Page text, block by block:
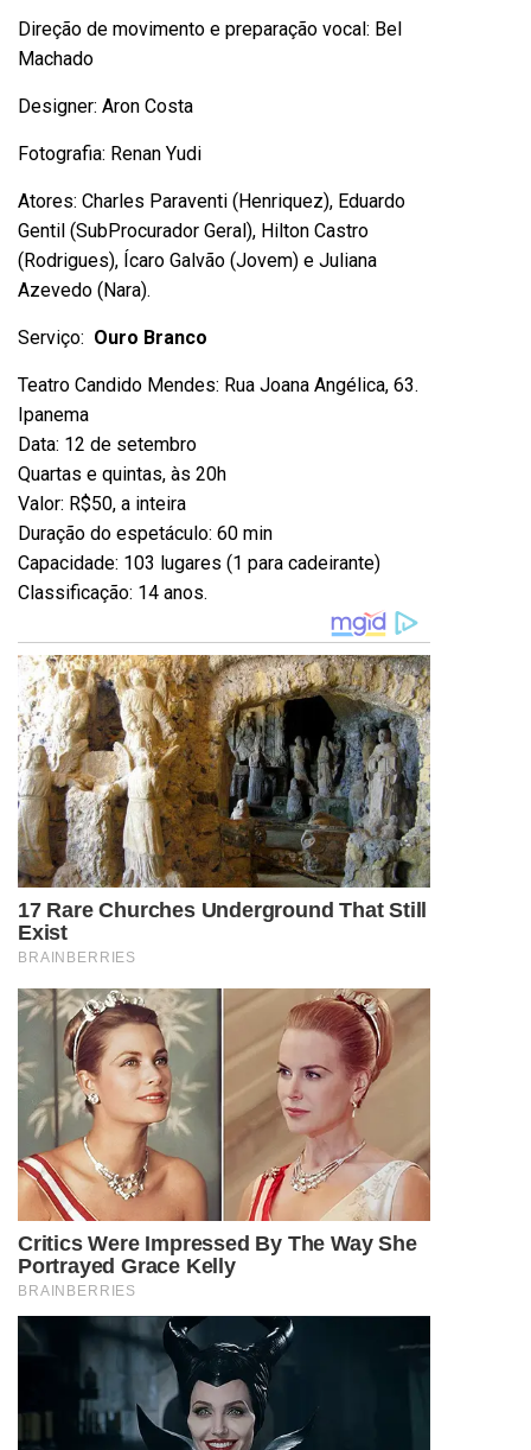
Direção de movimento e preparação vocal: Bel
Machado
Designer: Aron Costa
Fotografia: Renan Yudi
Atores: Charles Paraventi (Henriquez), Eduardo
Gentil (SubProcurador Geral), Hilton Castro
(Rodrigues), Ícaro Galvão (Jovem) e Juliana
Azevedo (Nara).
Serviço: Ouro Branco
Teatro Candido Mendes: Rua Joana Angélica, 63.
Ipanema
Data: 12 de setembro
Quartas e quintas, às 20h
Valor: R$50, a inteira
Duração do espetáculo: 60 min
Capacidade: 103 lugares (1 para cadeirante)
Classificação: 14 anos.